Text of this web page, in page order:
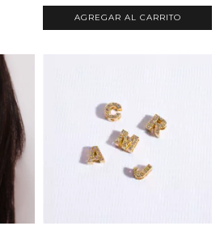
AGREGAR AL CARRITO